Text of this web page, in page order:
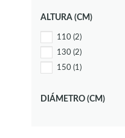
ALTURA (CM)
110 (2)
130 (2)
150 (1)
DIÁMETRO (CM)